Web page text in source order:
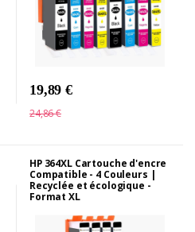
19,89 €
24,86 €
HP 364XL Cartouche d'encre
Compatible - 4 Couleurs |
Recyclée et écologique -
Format XL